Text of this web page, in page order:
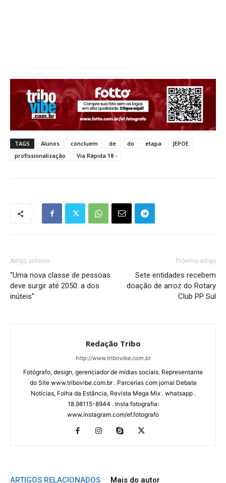
TAGS Alunos concluem de do etapa
JEPOE
profissionalização
Via Rápida 18 -
Artigo anterior
“Uma nova classe de pessoas
deve surgir até 2050: a dos
inúteis”
Próximo artigo
Sete entidades recebem
doação de arroz do Rotary
Club PP Sul
Redação Tribo
http://www.tribovibe.com.br
Fotógrafo, design, gerenciador de mídias sociais. Representante
do Site www.tribovibe.com.br . Parcerias com jornal Debate
Notícias, Folha da Estância, Revista Mega Mix . whatsapp .
18.98115-8944 . Insta fotografia:
www.instagram.com/ef.fotografo
ARTIGOS RELACIONADOS Mais do autor